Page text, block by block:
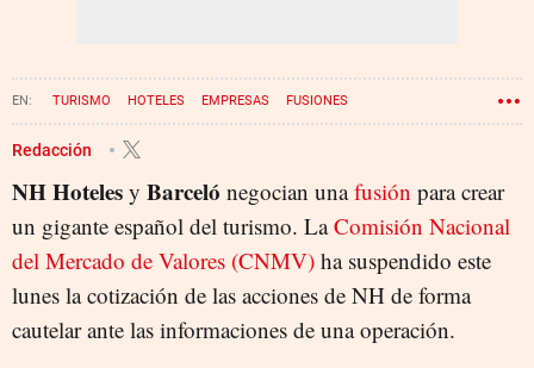
TURISMO HOTELES EMPRESAS FUSIONES
Redacción
NH Hoteles y Barceló negocian unafusión para crear
un gigante español del turismo. LaComisión Nacional
del Mercado de Valores (CNMV) ha suspendido este
lunes la cotización de las acciones de NH de forma
cautelar ante las informaciones de una operación.